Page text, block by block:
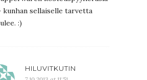
kunhan sellaiselle tarvetta
:)
HILUVITKUTIN